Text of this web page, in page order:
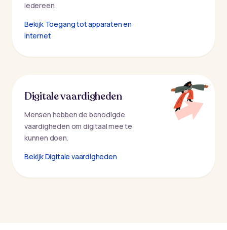
iedereen.
Bekijk Toegang tot apparaten en
internet
Digitale vaardigheden
Mensen hebben de benodigde
vaardigheden om digitaal mee te
kunnen doen.
Bekijk Digitale vaardigheden